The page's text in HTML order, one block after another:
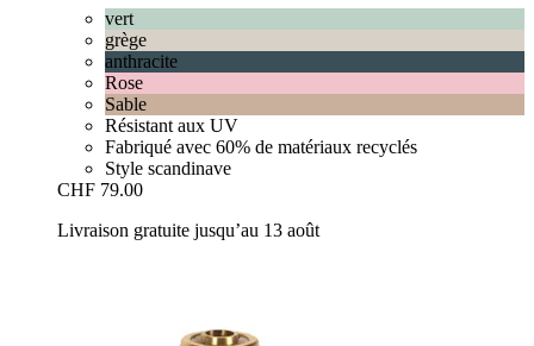
vert
grège
anthracite
Rose
Sable
Résistant aux UV
Fabriqué avec 60% de matériaux recyclés
Style scandinave
CHF 79.00
Livraison gratuite jusqu’au 13 août